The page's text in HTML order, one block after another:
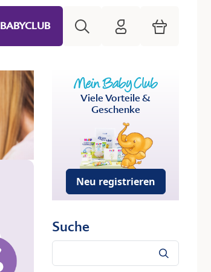
BABYCLUB HiPP Mein Babyclub
Warenkorb
Viele Vorteile &
Geschenke
Neu registrieren
Suche